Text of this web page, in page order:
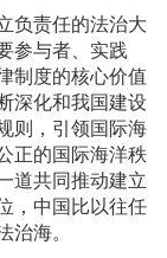
负责任的法治大
参与者、实践
制度的核心价值
深化和我国建设
则，引领国际海
正的国际海洋秩
道共同推动建立
，中国比以往任
海。